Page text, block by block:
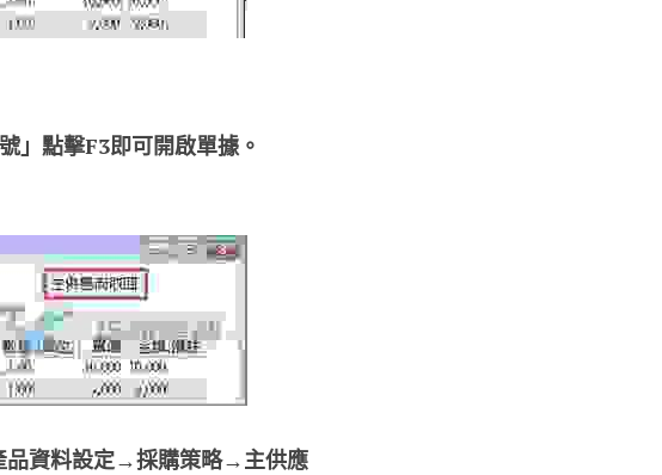
」點擊F3即可開啟單據。
品資料設定→採購策略→主供應